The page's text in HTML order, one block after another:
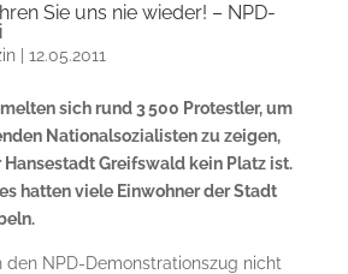
Sie uns nie wieder! – NPD-
| 12.05.2011
sich rund 3 500 Protestler, um
Nationalsozialisten zu zeigen,
Hansestadt Greifswald kein Platz ist.
hatten viele Einwohner der Stadt
den NPD-Demonstrationszug nicht